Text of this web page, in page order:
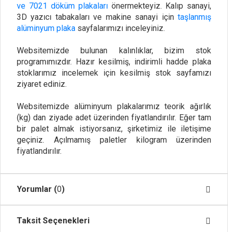
ve 7021 döküm plakaları önermekteyiz. Kalıp sanayi,
3D yazıcı tabakaları ve makine sanayi için taşlanmış
alüminyum plaka sayfalarımızı inceleyiniz.
Websitemizde bulunan kalınlıklar, bizim stok
programımızdır. Hazır kesilmiş, indirimli hadde plaka
stoklarımız incelemek için kesilmiş stok sayfamızı
ziyaret ediniz.
Websitemizde alüminyum plakalarımız teorik ağırlık
(kg) dan ziyade adet üzerinden fiyatlandırılır. Eğer tam
bir palet almak istiyorsanız, şirketimiz ile iletişime
geçiniz. Açılmamış paletler kilogram üzerinden
fiyatlandırılır.
Yorumlar (0)
Taksit Seçenekleri